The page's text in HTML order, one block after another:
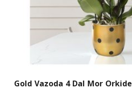
Gold Vazoda 4 Dal Mor Orkide